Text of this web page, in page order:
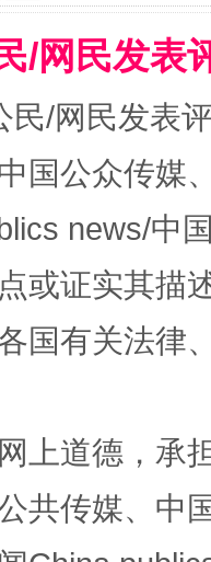
/网民发表
民/网民发表
国公众传媒
news/中
或证实其描
国有关法律
上道德，承
共传媒、中